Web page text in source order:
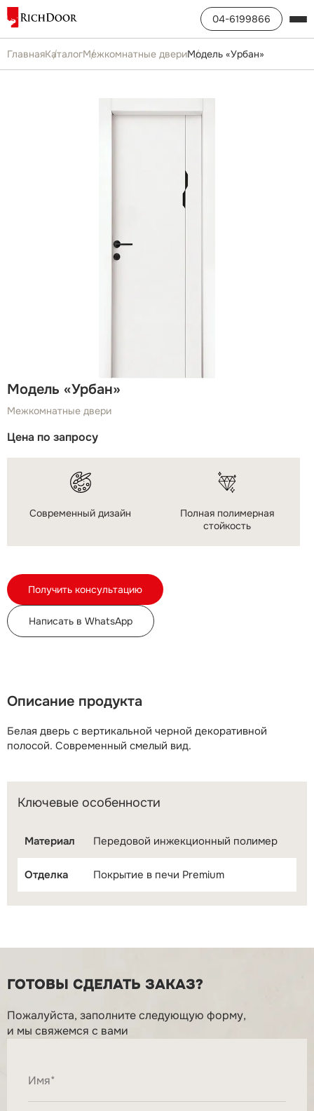
04-6199866
ГлавнаяКаталогМежкомнатные двериМодель «Урбан»
Модель «Урбан»
Межкомнатные двери
Цена по запросу
Современный дизайн
Полная полимерная
стойкость
Получить консультацию
Написать в WhatsApp
Описание продукта
Белая дверь с вертикальной черной декоративной
полосой. Современный смелый вид.
Ключевые особенности
Материал Передовой инжекционный полимер
Отделка Покрытие в печи Premium
ГОТОВЫ СДЕЛАТЬ ЗАКАЗ?
Пожалуйста, заполните следующую форму,
и мы свяжемся с вами